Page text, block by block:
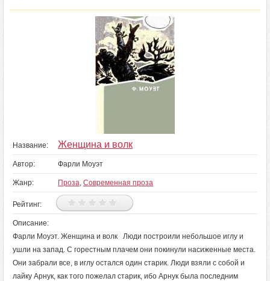
Название: Женщина и волк
Автор: Фарли Моуэт
Жанр: Проза, Современная проза
Рейтинг:
Описание:
Фарли Моуэт. Женщина и волк Люди построили небольшое иглу и
ушли на запад. С горестным плачем они покинули насиженные места.
Они забрали все, в иглу остался один старик. Люди взяли с собой и
лайку Арнук, как того пожелал старик, ибо Арнук была последним